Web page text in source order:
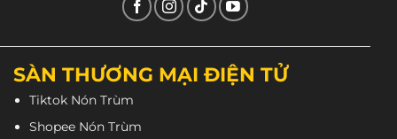
SÀN THƯƠNG MẠI ĐIỆN TỬ
Tiktok Nón Trùm
Shopee Nón Trùm